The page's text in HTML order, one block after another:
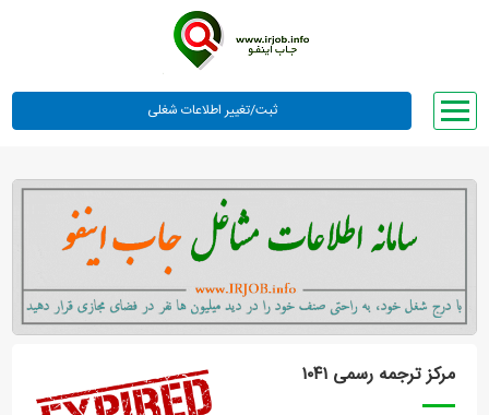
وبلاگ
معرفی ما
تعرفه ها
راهنما
ورود یا عضویت
مرکز ترجمه رسمی ۱۰۴۱